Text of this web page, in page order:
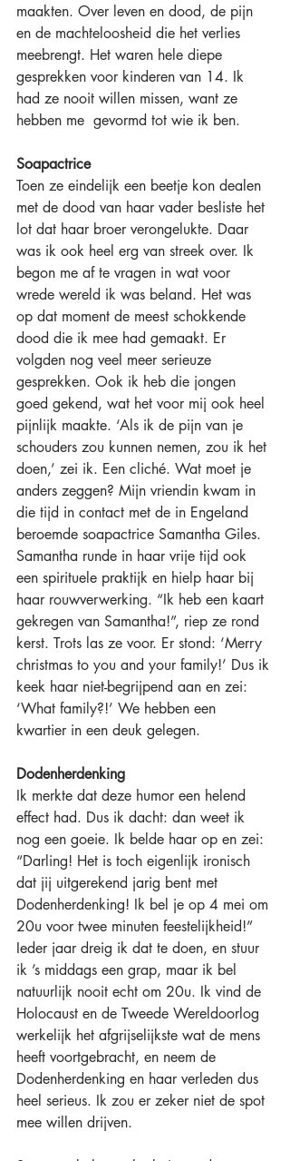
maakten. Over leven en dood, de pijn
en de machteloosheid die het verlies
meebrengt. Het waren hele diepe
gesprekken voor kinderen van 14. Ik
had ze nooit willen missen, want ze
hebben me  gevormd tot wie ik ben.
Soapactrice
Toen ze eindelijk een beetje kon dealen
met de dood van haar vader besliste het
lot dat haar broer verongelukte. Daar
was ik ook heel erg van streek over. Ik
begon me af te vragen in wat voor
wrede wereld ik was beland. Het was
op dat moment de meest schokkende
dood die ik mee had gemaakt. Er
volgden nog veel meer serieuze
gesprekken. Ook ik heb die jongen
goed gekend, wat het voor mij ook heel
pijnlijk maakte. ‘Als ik de pijn van je
schouders zou kunnen nemen, zou ik het
doen,’ zei ik. Een cliché. Wat moet je
anders zeggen? Mijn vriendin kwam in
die tijd in contact met de in Engeland
beroemde soapactrice Samantha Giles.
Samantha runde in haar vrije tijd ook
een spirituele praktijk en hielp haar bij
haar rouwverwerking. “Ik heb een kaart
gekregen van Samantha!”, riep ze rond
kerst. Trots las ze voor. Er stond: ‘Merry
christmas to you and your family!’ Dus ik
keek haar niet-begrijpend aan en zei:
‘What family?!’ We hebben een
kwartier in een deuk gelegen.
Dodenherdenking
Ik merkte dat deze humor een helend
effect had. Dus ik dacht: dan weet ik
nog een goeie. Ik belde haar op en zei:
“Darling! Het is toch eigenlijk ironisch
dat jij uitgerekend jarig bent met
Dodenherdenking! Ik bel je op 4 mei om
20u voor twee minuten feestelijkheid!”
Ieder jaar dreig ik dat te doen, en stuur
ik ’s middags een grap, maar ik bel
natuurlijk nooit echt om 20u. Ik vind de
Holocaust en de Tweede Wereldoorlog
werkelijk het afgrijselijkste wat de mens
heeft voortgebracht, en neem de
Dodenherdenking en haar verleden dus
heel serieus. Ik zou er zeker niet de spot
mee willen drijven.